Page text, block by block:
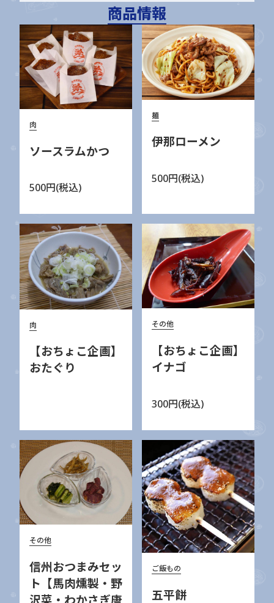
商品情報
肉
ソースラムかつ
500円(税込)
麺
伊那ローメン
500円(税込)
肉
【おちょこ企画】
おたぐり
その他
【おちょこ企画】
イナゴ
300円(税込)
その他
信州おつまみセッ
ト【馬肉燻製・野
沢菜・わかさぎ唐
ご飯もの
五平餅